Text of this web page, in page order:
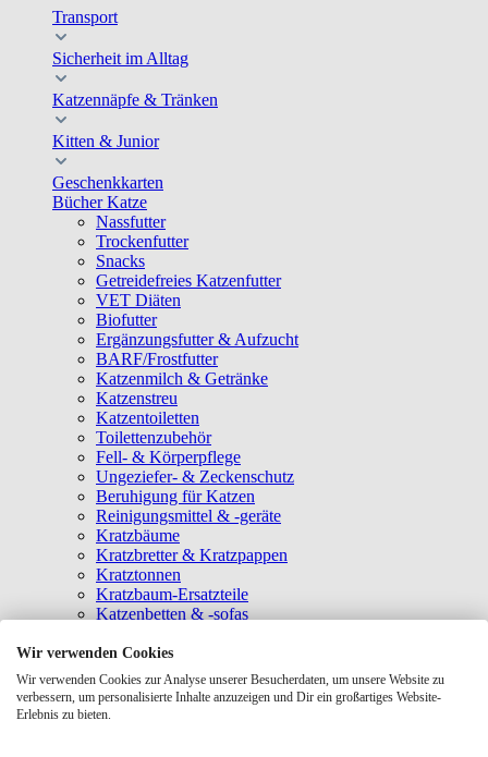
Transport
Sicherheit im Alltag
Katzennäpfe & Tränken
Kitten & Junior
Geschenkkarten
Bücher Katze
Nassfutter
Trockenfutter
Snacks
Getreidefreies Katzenfutter
VET Diäten
Biofutter
Ergänzungsfutter & Aufzucht
BARF/Frostfutter
Katzenmilch & Getränke
Katzenstreu
Katzentoiletten
Toilettenzubehör
Fell- & Körperpflege
Ungeziefer- & Zeckenschutz
Beruhigung für Katzen
Reinigungsmittel & -geräte
Kratzbäume
Kratzbretter & Kratzpappen
Kratztonnen
Kratzbaum-Ersatzteile
Katzenbetten & -sofas
Katzenhäuser
Hängematten & Fensterliegeplätze
Katzendecken & -matten
Baldrian- & Catnipspielzeug
Wir verwenden Cookies
Wir verwenden Cookies zur Analyse unserer Besucherdaten, um unsere Website zu
verbessern, um personalisierte Inhalte anzuzeigen und Dir ein großartiges Website-
Erlebnis zu bieten.